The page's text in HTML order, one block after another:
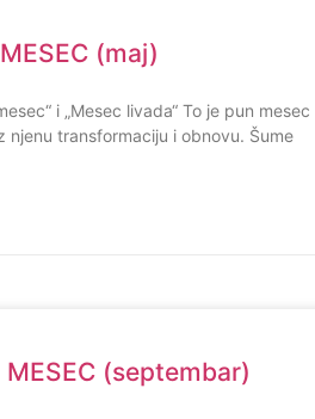
(maj)
i „Mesec livada“ To je pun mesec
transformaciju i obnovu. Šume
(septembar)